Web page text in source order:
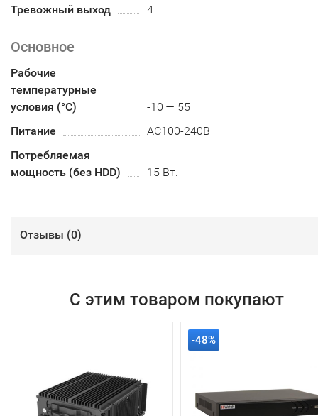
Тревожный выход 4
Основное
Рабочие
температурные
условия (°С)
-10 — 55
Питание
AC100-240B
Потребляемая
мощность (без HDD)
15 Вт.
Отзывы (0)
С этим товаром покупают
-48%